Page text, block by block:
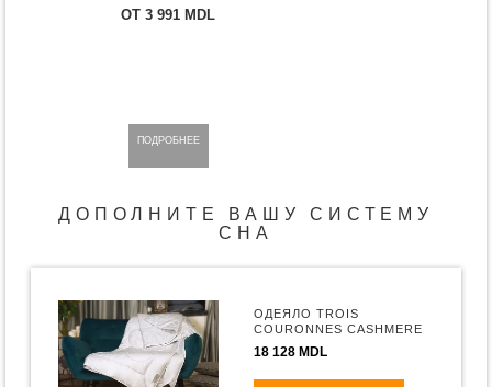
ОТ 3 991 MDL
ПОДРОБНЕЕ
ДОПОЛНИТЕ ВАШУ СИСТЕМУ
СНА
ОДЕЯЛО TROIS
COURONNES CASHMERE
18 128 MDL